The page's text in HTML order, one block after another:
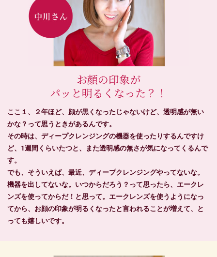
お顔の印象が
パッと明るくなった？！
ここ１、２年ほど、顔が黒くなったじゃないけど、透明感が無い
かな？って思うときがあるんです。
その時は、ディープクレンジングの機器を使ったりするんですけ
ど、1週間くらいたつと、また透明感の無さが気になってくるんで
す。
でも、そういえば、最近、ディープクレンジングやってないな。
機器を出してないな。いつからだろう？って思ったら、エークレ
ンズを使ってからだ！と思って。エークレンズを使うようになっ
てから、お顔の印象が明るくなったと言われることが増えて、と
っても嬉しいです。